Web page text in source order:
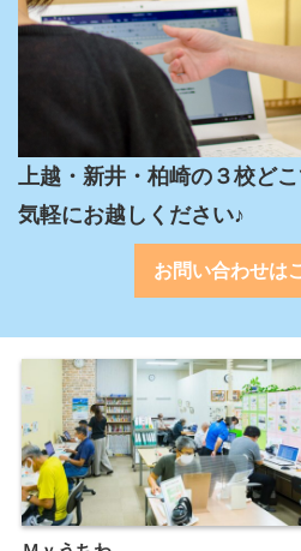
上越・新井・柏崎の３校ど
気軽にお越しください♪
お問い合わせは